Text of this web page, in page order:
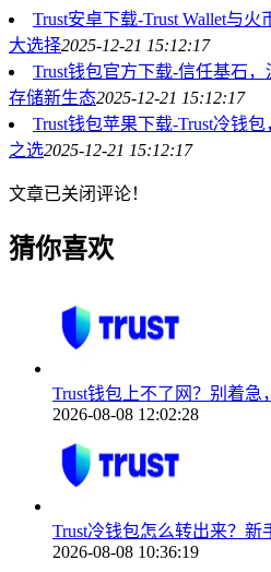
Trust安卓下载-Trust Wallet与
大选择2025-12-21 15:12:17
Trust钱包官方下载-信任基石
存储新生态2025-12-21 15:12:17
Trust钱包苹果下载-Trust冷钱
之选2025-12-21 15:12:17
文章已关闭评论！
猜你喜欢
Trust钱包上不了网？别着急
2026-08-08 12:02:28
Trust冷钱包怎么转出来？
2026-08-08 10:36:19